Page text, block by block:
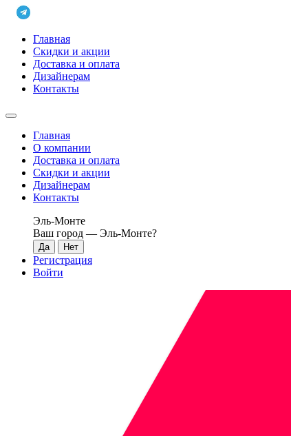
Главная
Скидки и акции
Доставка и оплата
Дизайнерам
Контакты
Главная
О компании
Доставка и оплата
Скидки и акции
Дизайнерам
Контакты
Эль-Монте
Ваш город — Эль-Монте?
Регистрация
Войти